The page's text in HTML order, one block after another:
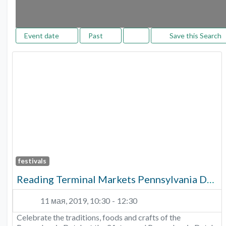
Event date Past Save this Search
festivals
Reading Terminal Markets Pennsylvania Dutch Festival
11 мая, 2019, 10:30 - 12:30
Celebrate the traditions, foods and crafts of the